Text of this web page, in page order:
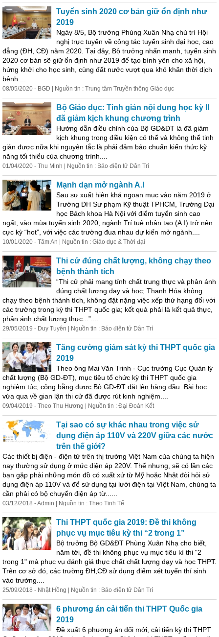
Tuyển sinh 2020 cơ bản giữ ổn định như
2019
Ngày 8/5, Bộ trưởng Phùng Xuân Nhạ chủ trì Hội
nghị trực tuyến về công tác tuyển sinh đại học, cao
đẳng (ĐH, CĐ) năm 2020. Tại đây, Bộ trưởng nhấn mạnh, tuyển sinh
2020 cơ bản sẽ giữ ổn định như 2019 để tạo bình yên cho xã hội,
hứng khởi cho học sinh, cùng đất nước vượt qua khó khăn thời dịch
bệnh....
08/05/2020 - BGD | Nguồn tin : Trung tâm Truyền thông Giáo dục
Bộ Giáo dục: Tinh giản nội dung học kỳ II
đã giảm kịch khung chương trình
Hướng dẫn điều chỉnh của Bộ GD&ĐT là đã giảm
kịch khung trong điều kiện có thể và không thể tinh
giản được nữa khi nguyên tắc là phải đảm bảo chuẩn kiến thức kỹ
năng tối thiểu của chương trình....
01/04/2020 - Thu Minh | Nguồn tin : Báo điện tử Dân Trí
Mạnh dạn mở ngành A.I
Sau sự xuất hiện khá ngoạn mục vào năm 2019 ở
Trường ĐH Sư phạm Kỹ thuật TPHCM, Trường Đại
học Bách khoa Hà Nội với điểm tuyển sinh cao
ngất, vào mùa tuyển sinh 2020, ngành Trí tuệ nhân tạo (A.I) trở nên
cực kỳ “hot”, với việc các trường đua nhau dự kiến mở ngành....
10/01/2020 - Tâm An | Nguồn tin : Giáo dục & Thời đại
Thi cử đúng chất lượng, không chạy theo
bệnh thành tích
“Thi cử phải mang tính chất trung thực và phản ánh
đúng chất lượng dạy và học; Thanh Hóa không
chạy theo bệnh thành tích, không đặt nặng việc xếp thứ hạng đối với
các trường trong kỳ thi THPT quốc gia; kết quả phải là kết quả thực,
phản ánh chất lượng thực...”....
29/05/2019 - Duy Tuyên | Nguồn tin : Báo điện tử Dân Trí
Tăng cường giám sát kỳ thi THPT quốc gia
2019
Theo ông Mai Văn Trinh - Cục trưởng Cục Quản lý
chất lượng (Bộ GD-ĐT), mục tiêu tổ chức kỳ thi THPT quốc gia
nghiêm túc, công bằng được Bộ GD-ĐT đặt lên hàng đầu. Bài học
vừa qua về gian lận thi cử đã được rút kinh nghiệm....
09/04/2019 - Theo Thu Hương | Nguồn tin : Đại Đoàn Kết
Tại sao có sự khác nhau trong việc sử
dụng điện áp 110V và 220V giữa các nước
trên thế giới?
Các thiết bị điện - điện tử trên thị trường Việt Nam của chúng ta hiện
nay thường sử dụng ở mức điện áp 220V. Thế nhưng, sẽ có lần các
bạn gặp phải những món đồ có xuất xứ từ Mỹ hoặc Nhật đòi hỏi sử
dụng điện áp 110V và để sử dụng tại lưới điện tại VIệt Nam, chúng ta
cần phải có bộ chuyển điện áp từ......
03/12/2018 - Admin | Nguồn tin : Theo Tinh Tế
Thi THPT quốc gia 2019: Đề thi không
phục vụ mục tiêu kỳ thi “2 trong 1”
Bộ trưởng Bộ GD&ĐT Phùng Xuân Nhạ cho biết,
năm tới, đề thi không phục vụ mục tiêu kì thi "2
trong 1" mà phục vụ đánh giá thực chất chất lượng dạy và học THPT.
Trên cơ sở đó, các trường ĐH,CĐ sử dụng điểm xét tuyển thí sinh
vào trường....
25/09/2018 - Nhật Hồng | Nguồn tin : Báo điện tử Dân Trí
6 phương án cải tiến thi THPT Quốc gia
2019
Đề xuất 6 phương án đổi mới, cải tiến kỳ thi THPT